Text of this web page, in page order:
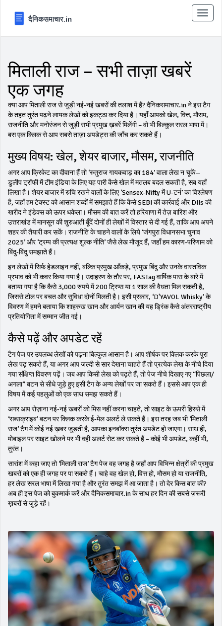
टॉगल
से
मिताली राज – सभी ताज़ा खबरें
एक जगह
क्या आप मिताली राज से जुड़ी नई‑नई खबरों की तलाश में हैं? दैनिकसमाचार.in ने इस टैग
के तहत तुरंत पढ़ने लायक लेखों को इकट्ठा कर दिया है। यहाँ आपको खेल, वित्त, मौसम,
राजनीति और मनोरंजन से जुड़ी सभी प्रमुख ख़बरें मिलेंगी – वो भी बिल्कुल सरल भाषा में।
बस एक क्लिक से आप सबसे ताज़ा अपडेट्स की जाँच कर सकते हैं।
मुख्य विषय: खेल, शेयर बाजार, मौसम, राजनीति
अगर आप क्रिकेट का दीवाना हैं तो ‘रुतुराज गायकवाड़ का 184’ वाला लेख न चूकें—
डुलीप ट्रॉफी में टीम इंडिया के लिए यह पारी कैसे खेल में मतलब बदल सकती है, सब यहाँ
लिखा है। शेयर बाजार में रुचि रखने वालों के लिए ‘Sensex‑Nifty में U‑टर्न’ का विश्लेषण
है, जहाँ हम टेक्स्ट को आसान शब्दों में समझाते हैं कि कैसे SEBI की कार्रवाई और DIIs की
खरीद ने इंडेक्स को ऊपर धकेला। मौसम की बात करें तो हरियाणा में तेज़ बारिश और
उत्तराखंड में मानसून की शुरुआती बूँदें दोनों ही लेखों में विस्तार से दी गई हैं, ताकि आप अपने
शहर की तैयारी कर सकें। राजनीति के चाहने वालों के लिये ‘जंगपुरा विधानसभा चुनाव
2025’ और ‘ट्रम्प की प्रत्यक्ष शुल्क नीति’ जैसे लेख मौजूद हैं, जहाँ हम कारण‑परिणाम को
बिंदु‑बिंदु समझाते हैं।
इन लेखों में सिर्फ हेडलाइन नहीं, बल्कि प्रमुख आँकड़े, प्रमुख बिंदु और उनके वास्तविक
प्रभाव को भी कवर किया गया है। उदाहरण के तौर पर, FASTag वार्षिक पास के बारे में
बताया गया है कि कैसे 3,000 रुपये में 200 ट्रिप्स या 1 साल की वैधता मिल सकती है,
जिससे टोल पर बचत और सुविधा दोनों मिलती है। इसी प्रकार, ‘D'YAVOL Whisky’ के
विवरण में हमने बताया कि शाहरुख खान और आर्यन खान की यह ड्रिंक कैसे अंतरराष्ट्रीय
प्रतियोगिता में सम्मान जीत गई।
कैसे पढ़ें और अपडेट रहें
टैग पेज पर उपलब्ध लेखों को पढ़ना बिल्कुल आसान है। आप शीर्षक पर क्लिक करके पूरा
लेख पढ़ सकते हैं, या अगर आप जल्दी से सार देखना चाहते हैं तो प्रत्येक लेख के नीचे दिया
गया संक्षिप्त विवरण पढ़ें। जब आप किसी लेख को पढ़ते हैं, तो पेज नीचे दिखाए गए “पिछला/
अगला” बटन से सीधे जुड़े हुए इसी टैग के अन्य लेखों पर जा सकते हैं। इससे आप एक ही
विषय में कई पहलुओं को एक साथ समझ सकते हैं।
अगर आप रोज़ाना नई‑नई खबरों को मिस नहीं करना चाहते, तो साइट के ऊपरी हिस्से में
‘सब्सक्राइब’ बटन पर क्लिक करके ई‑मेल अलर्ट ले सकते हैं। इस तरह जब भी ‘मिताली
राज’ टैग में कोई नई ख़बर जुड़ती है, आपका इनबॉक्स तुरंत अपडेट हो जाएगा। साथ ही,
मोबाइल पर साइट खोलने पर भी वही अलर्ट सेट कर सकते हैं – कोई भी अपडेट, कहीं भी,
तुरंत।
सारांश में कहा जाए तो ‘मिताली राज’ टैग पेज वह जगह है जहाँ आप विभिन्न क्षेत्रों की प्रमुख
खबरों को एक ही जगह पर पा सकते हैं। चाहे वह खेल हो, वित्त हो, मौसम हो या राजनीति,
हर लेख सरल भाषा में लिखा गया है और तुरंत समझ में आ जाता है। तो देर किस बात की?
अब ही इस पेज को बुकमार्क करें और दैनिकसमाचार.in के साथ हर दिन की सबसे ज़रूरी
ख़बरों से जुड़े रहें।